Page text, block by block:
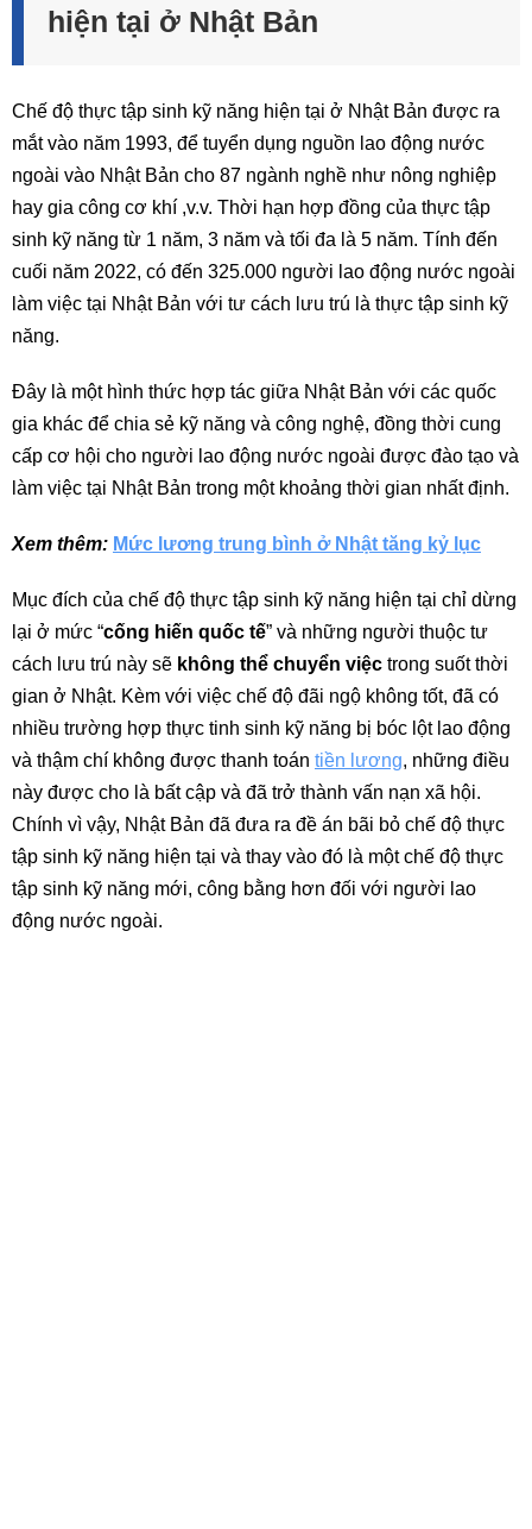
hiện tại ở Nhật Bản
Chế độ thực tập sinh kỹ năng hiện tại ở Nhật Bản được ra
mắt vào năm 1993, để tuyển dụng nguồn lao động nước
ngoài vào Nhật Bản cho 87 ngành nghề như nông nghiệp
hay gia công cơ khí ,v.v. Thời hạn hợp đồng của thực tập
sinh kỹ năng từ 1 năm, 3 năm và tối đa là 5 năm. Tính đến
cuối năm 2022, có đến 325.000 người lao động nước ngoài
làm việc tại Nhật Bản với tư cách lưu trú là thực tập sinh kỹ
năng.
Đây là một hình thức hợp tác giữa Nhật Bản với các quốc
gia khác để chia sẻ kỹ năng và công nghệ, đồng thời cung
cấp cơ hội cho người lao động nước ngoài được đào tạo và
làm việc tại Nhật Bản trong một khoảng thời gian nhất định.
Xem thêm: Mức lương trung bình ở Nhật tăng kỷ lục
Mục đích của chế độ thực tập sinh kỹ năng hiện tại chỉ dừng
lại ở mức “cống hiến quốc tế” và những người thuộc tư
cách lưu trú này sẽ không thể chuyển việc trong suốt thời
gian ở Nhật. Kèm với việc chế độ đãi ngộ không tốt, đã có
nhiều trường hợp thực tinh sinh kỹ năng bị bóc lột lao động
và thậm chí không được thanh toán tiền lương, những điều
này được cho là bất cập và đã trở thành vấn nạn xã hội.
Chính vì vậy, Nhật Bản đã đưa ra đề án bãi bỏ chế độ thực
tập sinh kỹ năng hiện tại và thay vào đó là một chế độ thực
tập sinh kỹ năng mới, công bằng hơn đối với người lao
động nước ngoài.